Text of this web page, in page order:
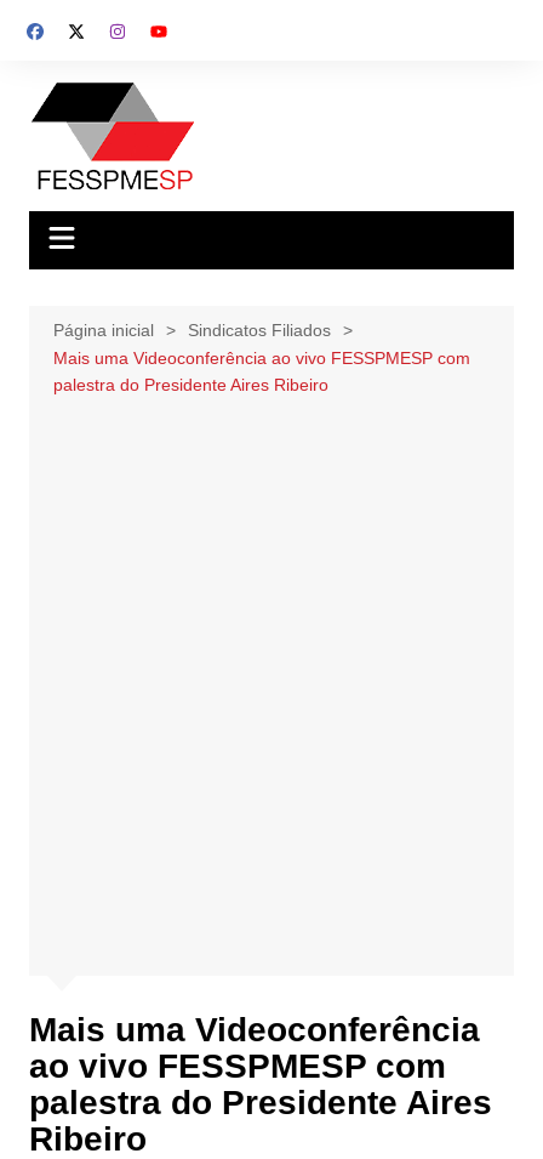
para
conteúdo
Página inicial
Sindicatos Filiados
Mais uma Videoconferência ao vivo FESSPMESP com
palestra do Presidente Aires Ribeiro
Mais uma Videoconferência
ao vivo FESSPMESP com
palestra do Presidente Aires
Ribeiro